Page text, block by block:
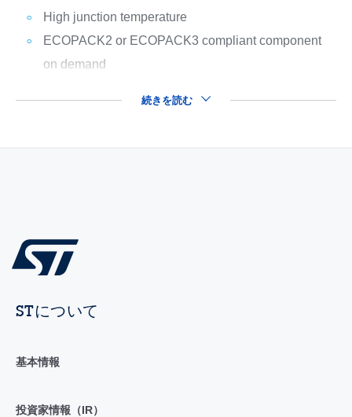
High junction temperature
ECOPACK2 or ECOPACK3 compliant component
on demand
続きを読む
STについて
基本情報
投資家情報（IR）